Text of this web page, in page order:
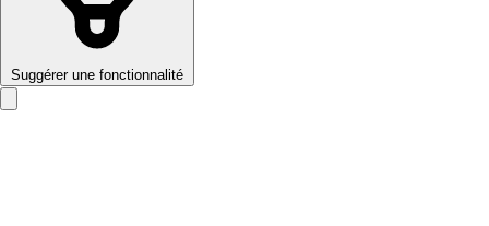
Suggérer une fonctionnalité